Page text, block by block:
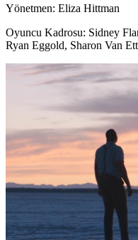
Yönetmen: Eliza Hittman
Oyuncu Kadrosu: Sidney
Ryan Eggold, Sharon Van